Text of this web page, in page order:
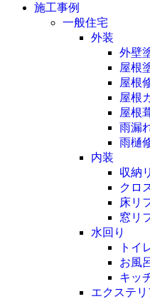
施工事例
一般住宅
外装
外壁
屋根
屋根
屋根
屋根
雨漏
雨樋
内装
収納
クロ
床リ
窓リ
水回り
トイ
お風
キッ
エクステリ